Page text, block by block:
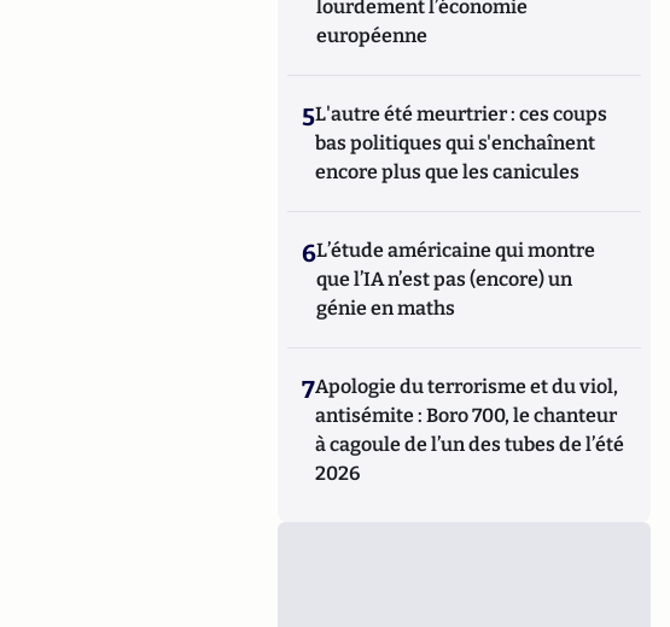
lourdement l’économie
européenne
5L'autre été meurtrier : ces coups
bas politiques qui s'enchaînent
encore plus que les canicules
6L’étude américaine qui montre
que l’IA n’est pas (encore) un
génie en maths
7Apologie du terrorisme et du viol,
antisémite : Boro 700, le chanteur
à cagoule de l’un des tubes de l’été
2026